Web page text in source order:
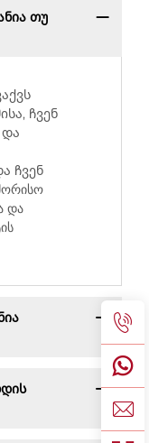
თუ
ჩვენ
და
ჩვენ
და